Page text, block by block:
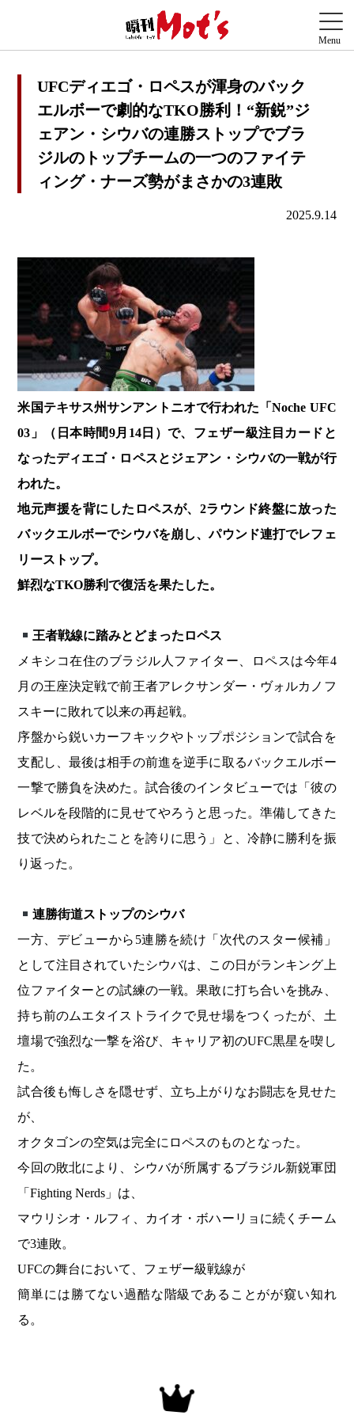
UFCディエゴ・ロペスが渾身のバック
エルボーで劇的なTKO勝利！“新鋭”ジ
ェアン・シウバの連勝ストップでブラ
ジルのトップチームの一つのファイテ
ィング・ナーズ勢がまさかの3連敗
2025.9.14
米国テキサス州サンアントニオで行われた「Noche UFC
03」（日本時間9月14日）で、フェザー級注目カードと
なったディエゴ・ロペスとジェアン・シウバの一戦が行
われた。
地元声援を背にしたロペスが、2ラウンド終盤に放った
バックエルボーでシウバを崩し、パウンド連打でレフェ
リーストップ。
鮮烈なTKO勝利で復活を果たした。
王者戦線に踏みとどまったロペス
メキシコ在住のブラジル人ファイター、ロペスは今年4
月の王座決定戦で前王者アレクサンダー・ヴォルカノフ
スキーに敗れて以来の再起戦。
序盤から鋭いカーフキックやトップポジションで試合を
支配し、最後は相手の前進を逆手に取るバックエルボー
一撃で勝負を決めた。試合後のインタビューでは「彼の
レベルを段階的に見せてやろうと思った。準備してきた
技で決められたことを誇りに思う」と、冷静に勝利を振
り返った。
連勝街道ストップのシウバ
一方、デビューから5連勝を続け「次代のスター候補」
として注目されていたシウバは、この日がランキング上
位ファイターとの試練の一戦。果敢に打ち合いを挑み、
持ち前のムエタイストライクで見せ場をつくったが、土
壇場で強烈な一撃を浴び、キャリア初のUFC黒星を喫し
た。
試合後も悔しさを隠せず、立ち上がりなお闘志を見せた
が、
オクタゴンの空気は完全にロペスのものとなった。
今回の敗北により、シウバが所属するブラジル新鋭軍団
「Fighting Nerds」は、
マウリシオ・ルフィ、カイオ・ボハーリョに続くチーム
で3連敗。
UFCの舞台において、フェザー級戦線が
簡単には勝てない過酷な階級であることがが窺い知れ
る。